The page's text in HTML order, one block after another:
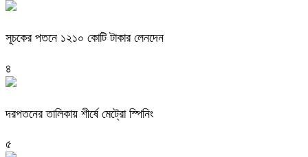
সূচকের পতনে ১২১০ কোটি টাকার লেনদেন
৪
দরপতনের তালিকায় শীর্ষে মেট্রো স্পিনিং
৫